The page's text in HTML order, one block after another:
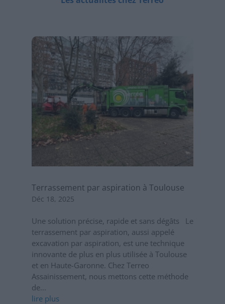
Terrassement par aspiration à Toulouse
Déc 18, 2025
Une solution précise, rapide et sans dégâts Le
terrassement par aspiration, aussi appelé
excavation par aspiration, est une technique
innovante de plus en plus utilisée à Toulouse
et en Haute-Garonne. Chez Terreo
Assainissement, nous mettons cette méthode
de...
lire plus